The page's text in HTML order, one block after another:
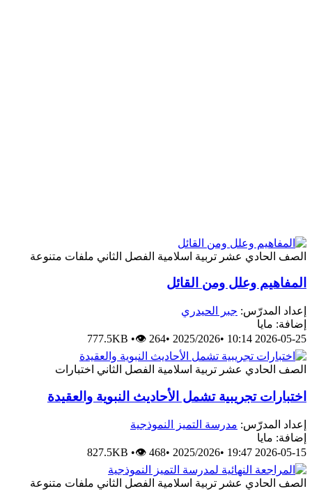
الصف الحادي عشر تربية اسلامية الفصل الثاني ملفات متنوعة
المفاهيم وعلل ومن القائل
إعداد المدرّس: جبر الحيدري
إضافة: مايا
2026-05-25 10:14
•
2025/2026
•
777.5KB •👁 264
الصف الحادي عشر تربية اسلامية الفصل الثاني اختبارات
اختبارات تجريبية تشمل الأحاديث النبوية والعقيدة
إعداد المدرّس: مدرسة التميز النموذجية
إضافة: مايا
2026-05-15 19:47
•
2025/2026
•
827.5KB •👁 468
الصف الحادي عشر تربية اسلامية الفصل الثاني ملفات متنوعة